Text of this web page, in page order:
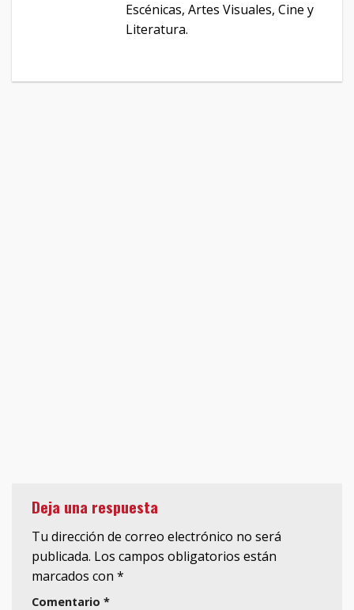
Escénicas, Artes Visuales, Cine y
Literatura.
Deja una respuesta
Tu dirección de correo electrónico no será
publicada. Los campos obligatorios están
marcados con *
Comentario *